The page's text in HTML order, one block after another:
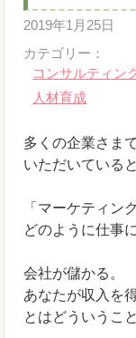
2019年1月25日
カテゴリー：
コンサルティン
人材育成
多くの企業さま
いただいていると
「マーケティン
どのように仕事
会社が儲かる。
あなたが収入を得
とはどういうこ